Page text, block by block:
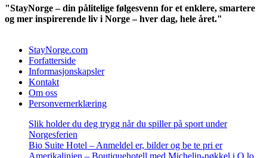
"StayNorge – din pålitelige følgesvenn for et enklere, smartere
og mer inspirerende liv i Norge – hver dag, hele året."
StayNorge.com
Forfatterside
Informasjonskapsler
Kontakt
Om oss
Personvernerklæring
Slik holder du deg trygg når du spiller på sport under
Norgesferien
Bio Suite Hotel – Anmeldel er, bilder og be te pri er